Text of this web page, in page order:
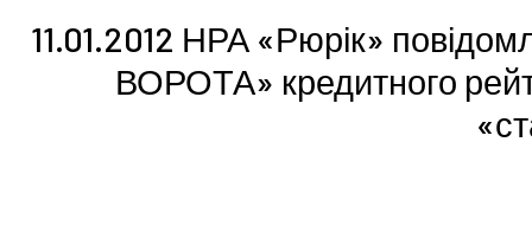
11.01.2012 НРА «Рюрік»
ВОРОТА» кредитного